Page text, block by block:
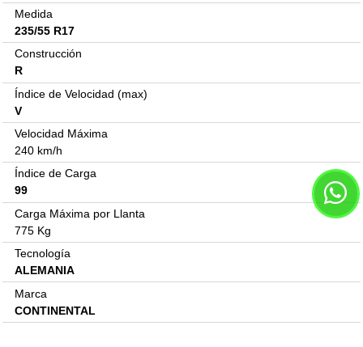
Medida
235/55 R17
Construcción
R
Índice de Velocidad (max)
V
Velocidad Máxima
240 km/h
Índice de Carga
99
Carga Máxima por Llanta
775 Kg
Tecnología
ALEMANIA
Marca
CONTINENTAL